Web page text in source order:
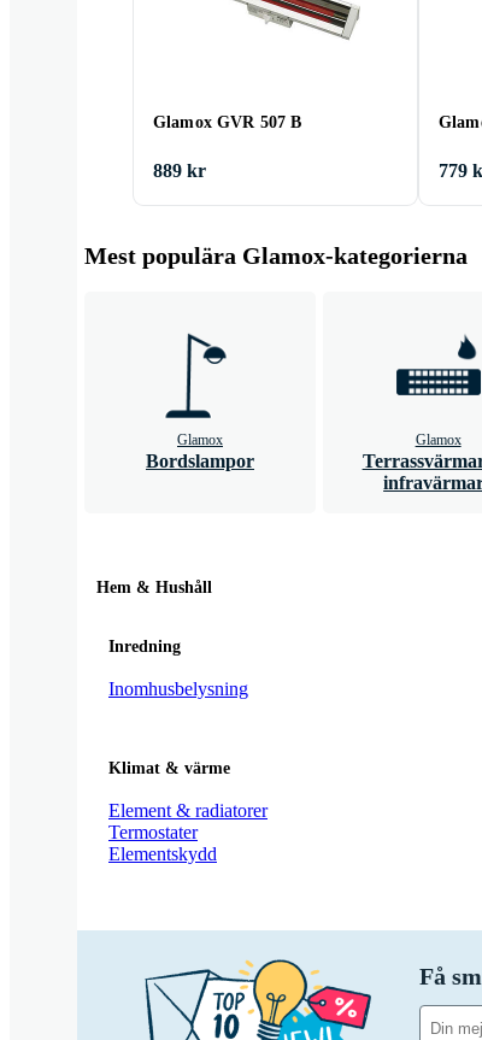
Glamox GVR 507 B
889 kr 779
Mest populära Glamox-kategorierna
Glamox
Bordslampor
Glamox
Hem & Hushåll
Inredning
Inomhusbelysning
Klimat & värme
Element & radiatorer
Termostater
Elementskydd
Få